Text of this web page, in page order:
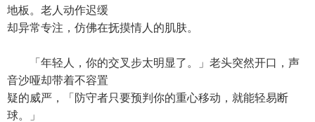
地板。老人动作迟缓
却异常专注，仿佛在抚摸情人的肌肤。
「年轻人，你的交叉步太明显了。」老头突然开口，声
音沙哑却带着不容置
疑的威严，「防守者只要预判你的重心移动，就能轻易断
球。」